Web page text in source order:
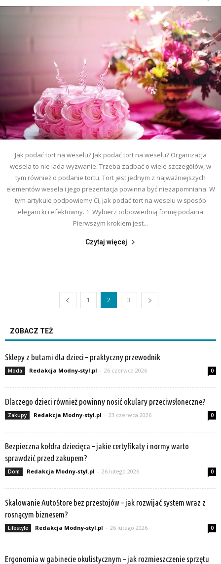
Jak podać tort na weselu? Jak podać tort na weselu? Organizacja
wesela to nie lada wyzwanie. Trzeba zadbać o wiele szczegółów, w
tym również o podanie tortu. Tort jest jednym z najważniejszych
elementów wesela i jego prezentacja powinna być niezapomniana. W
tym artykule podpowiemy Ci, jak podać tort na weselu w sposób
elegancki i efektowny. 1. Wybierz odpowiednią formę podania
Pierwszym krokiem jest...
Czytaj więcej
1 2 3
ZOBACZ TEŻ
Sklepy z butami dla dzieci – praktyczny przewodnik
Moda Redakcja Modny-styl.pl - 26 czerwca 2026 0
Dlaczego dzieci również powinny nosić okulary przeciwsłoneczne?
Zakupy Redakcja Modny-styl.pl - 23 czerwca 2026 0
Bezpieczna kołdra dziecięca – jakie certyfikaty i normy warto
sprawdzić przed zakupem?
Dom Redakcja Modny-styl.pl - 26 lutego 2026 0
Skalowanie AutoStore bez przestojów – jak rozwijać system wraz z
rosnącym biznesem?
Lifestyle Redakcja Modny-styl.pl - 26 lutego 2026 0
Ergonomia w gabinecie okulistycznym – jak rozmieszczenie sprzętu